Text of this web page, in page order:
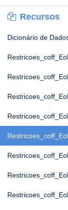
Recursos
Dicionário de